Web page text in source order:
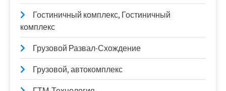
Гостиничный комплекс, Гостиничный
комплекс
Грузовой Развал-Схождение
Грузовой, автокомплекс